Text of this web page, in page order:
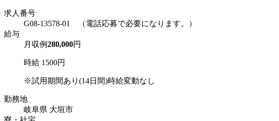
求人番号
G08-13578-01 （電話応募で必要になります。）
給与
月収例280,000円
時給 1500円
※試用期間あり(14日間)時給変動なし
勤務地
岐阜県 大垣市